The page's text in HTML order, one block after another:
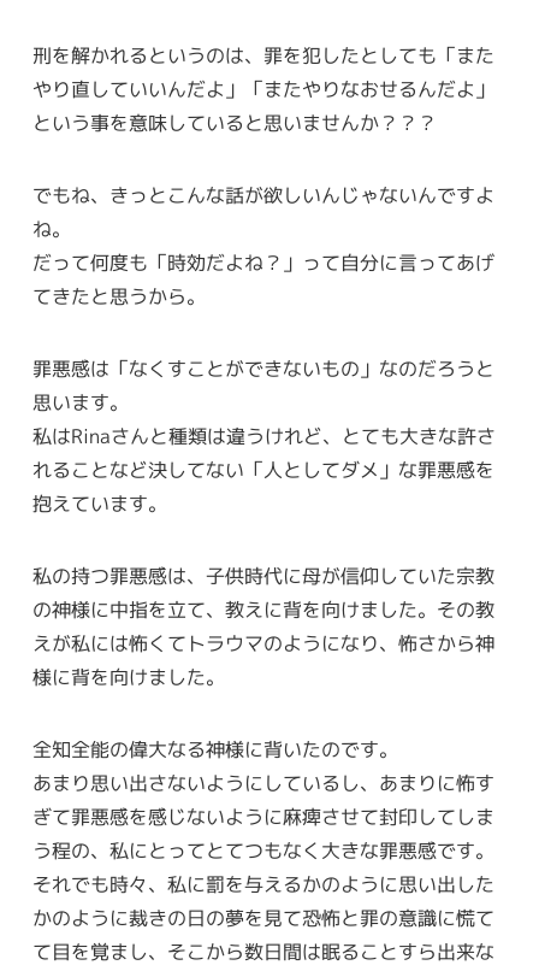
刑を解かれるというのは、罪を犯したとしても「また
やり直していいんだよ」「またやりなおせるんだよ」
という事を意味していると思いませんか？？？
でもね、きっとこんな話が欲しいんじゃないんですよ
ね。
だって何度も「時効だよね？」って自分に言ってあげ
てきたと思うから。
罪悪感は「なくすことができないもの」なのだろうと
思います。
私はRinaさんと種類は違うけれど、とても大きな許さ
れることなど決してない「人としてダメ」な罪悪感を
抱えています。
私の持つ罪悪感は、子供時代に母が信仰していた宗教
の神様に中指を立て、教えに背を向けました。その教
えが私には怖くてトラウマのようになり、怖さから神
様に背を向けました。
全知全能の偉大なる神様に背いたのです。
あまり思い出さないようにしているし、あまりに怖す
ぎて罪悪感を感じないように麻痺させて封印してしま
う程の、私にとってとてつもなく大きな罪悪感です。
それでも時々、私に罰を与えるかのように思い出した
かのように裁きの日の夢を見て恐怖と罪の意識に慌て
て目を覚まし、そこから数日間は眠ることすら出来な